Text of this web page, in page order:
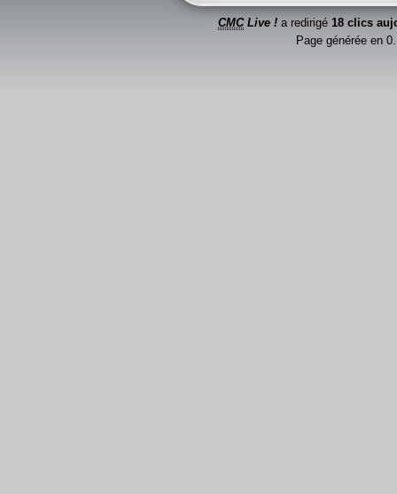
CMCLive !a redirigé18 clics
Page générée en